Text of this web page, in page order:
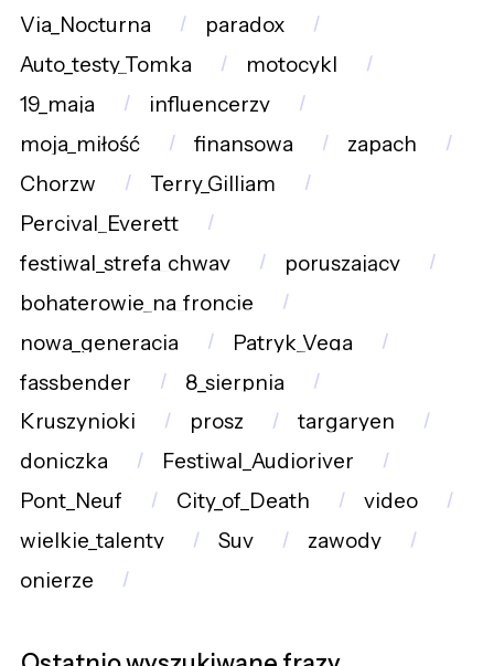
Via_Nocturna
paradox
Auto_testy_Tomka
motocykl
19_maja
influencerzy
moja_miłość
finansowa
zapach
Chorzw
Terry_Gilliam
Percival_Everett
festiwal_strefa_chway
poruszający
bohaterowie_na_froncie
nowa_generacja
Patryk_Vega
fassbender
8_sierpnia
Kruszynioki
prosz
targaryen
doniczka
Festiwal_Audioriver
Pont_Neuf
City_of_Death
video
wielkie_talenty
Suv
zawody
onierze